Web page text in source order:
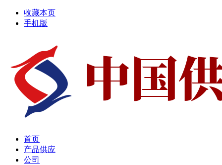
收藏本页
手机版
首页
产品供应
公司